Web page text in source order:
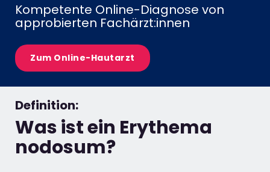
Kompetente Online-Diagnose von
approbierten Fachärzt:innen
Zum Online-Hautarzt
Definition:
Was ist ein Erythema
nodosum?